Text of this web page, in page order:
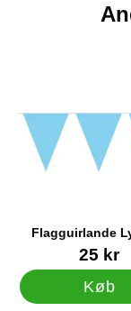
Flagguirlande
25 kr
Køb
Markér